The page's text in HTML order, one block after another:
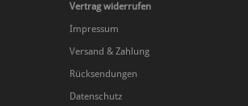
Vertrag widerrufen
Impressum
Versand & Zahlung
Rücksendungen
Datenschutz